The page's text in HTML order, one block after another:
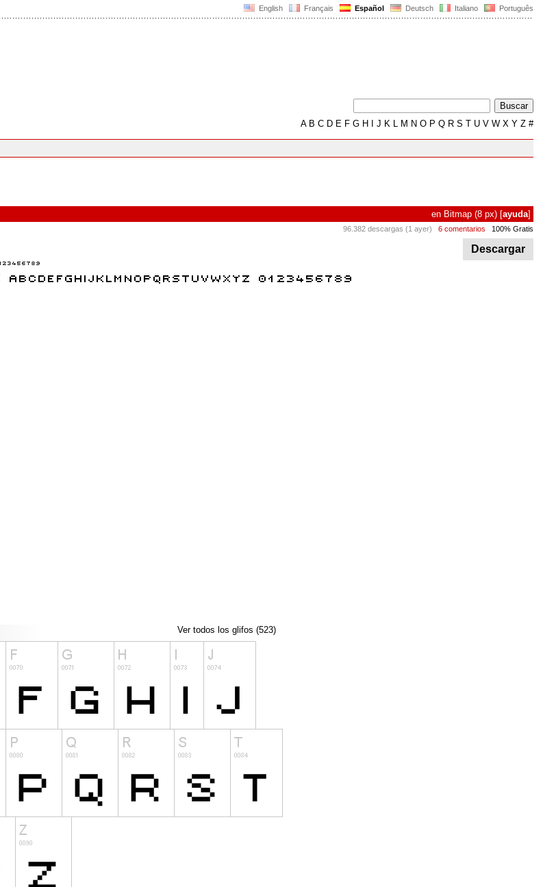
English Français Español Deutsch Italiano Português
AB C D E F G H J K L M N O P Q R S T U V W X Y Z #
en Bitmap (8 px) [ayuda]
96.382 descargas (1 ayer) 6 comentarios 100% Gratis
Descargar
Ver todos los glifos (523)